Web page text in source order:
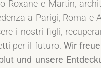
Roxane e Martin,
a Parigi, Roma e
i nostri figli,
per il futuro. Wir
und unsere